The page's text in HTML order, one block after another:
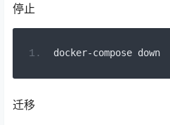
停止
docker-compose down
迁移